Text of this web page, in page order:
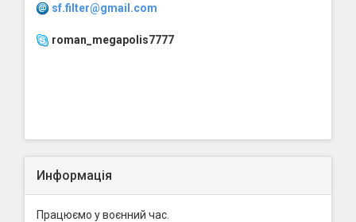
sf.filter@gmail.com
roman_megapolis7777
Информація
Працюємо у воєнний час.